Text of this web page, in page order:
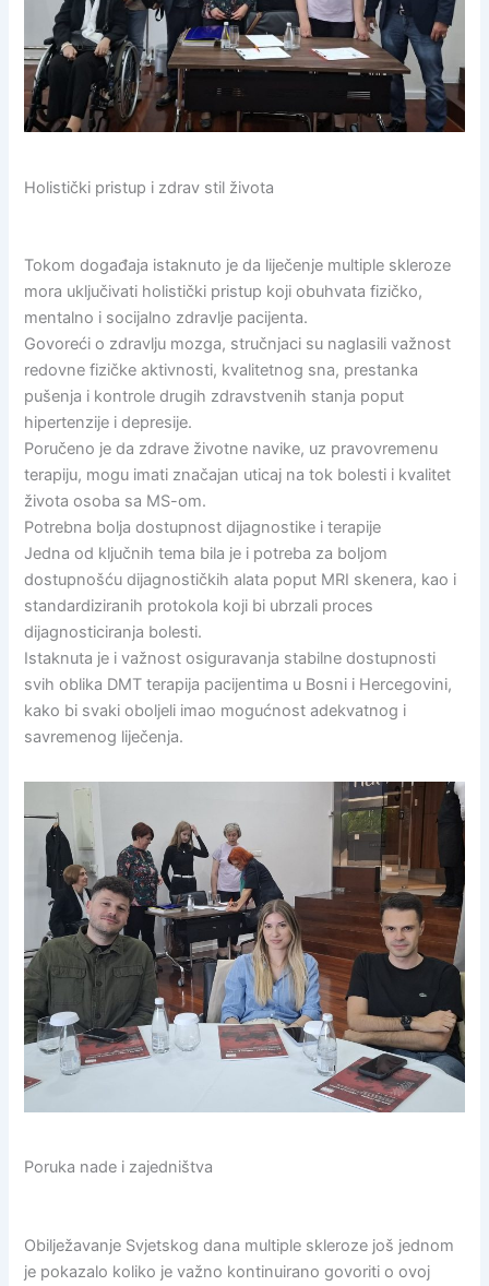
Holistički pristup i zdrav stil života
Tokom događaja istaknuto je da liječenje multiple skleroze
mora uključivati holistički pristup koji obuhvata fizičko,
mentalno i socijalno zdravlje pacijenta.
Govoreći o zdravlju mozga, stručnjaci su naglasili važnost
redovne fizičke aktivnosti, kvalitetnog sna, prestanka
pušenja i kontrole drugih zdravstvenih stanja poput
hipertenzije i depresije.
Poručeno je da zdrave životne navike, uz pravovremenu
terapiju, mogu imati značajan uticaj na tok bolesti i kvalitet
života osoba sa MS-om.
Potrebna bolja dostupnost dijagnostike i terapije
Jedna od ključnih tema bila je i potreba za boljom
dostupnošću dijagnostičkih alata poput MRI skenera, kao i
standardiziranih protokola koji bi ubrzali proces
dijagnosticiranja bolesti.
Istaknuta je i važnost osiguravanja stabilne dostupnosti
svih oblika DMT terapija pacijentima u Bosni i Hercegovini,
kako bi svaki oboljeli imao mogućnost adekvatnog i
savremenog liječenja.
Poruka nade i zajedništva
Obilježavanje Svjetskog dana multiple skleroze još jednom
je pokazalo koliko je važno kontinuirano govoriti o ovoj